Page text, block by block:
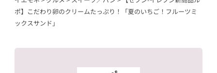
ポ】こだわり卵のクリームたっぷり！「夏のいちご！フルーツミ
ックスサンド」